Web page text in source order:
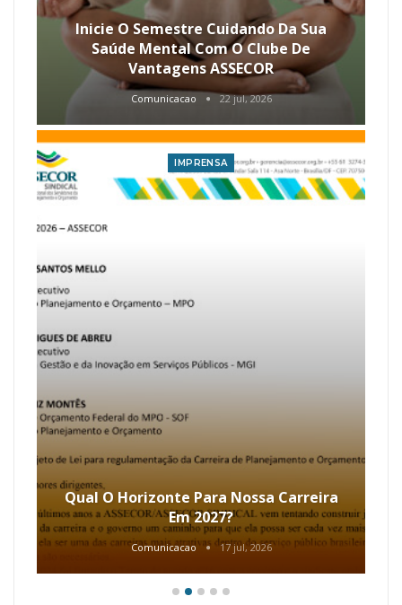
Inicie O Semestre Cuidando Da Sua
Saúde Mental Com O Clube De
Vantagens ASSECOR
Comunicacao 22 jul, 2026
IMPRENSA
Qual O Horizonte Para Nossa Carreira
Em 2027?
Comunicacao 17 jul, 2026